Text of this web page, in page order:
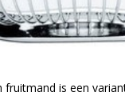
fruitmand is een